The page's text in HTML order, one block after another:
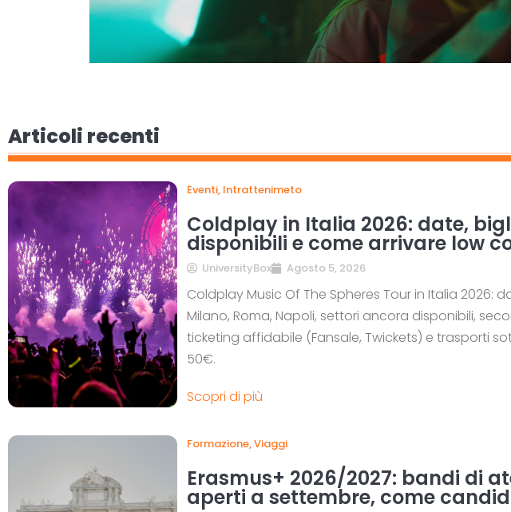
Articoli recenti
Eventi, Intrattenimeto
Coldplay in Italia 2026: date,
disponibili e come arrivare low
UniversityBox Agosto 5, 2026
Coldplay Music Of The Spheres Tour in Italia 2026:
Milano, Roma, Napoli, settori ancora disponibili,
ticketing affidabile (Fansale, Twickets) e trasporti
50€.
Scopri di più
Formazione,Viaggi
Erasmus+ 2026/2027: bandi di
aperti a settembre, come